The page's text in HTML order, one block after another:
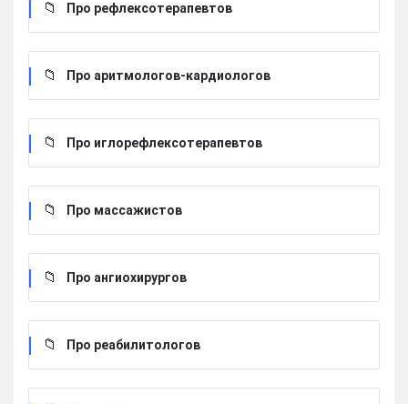
Про рефлексотерапевтов
Про аритмологов-кардиологов
Про иглорефлексотерапевтов
Про массажистов
Про ангиохирургов
Про реабилитологов